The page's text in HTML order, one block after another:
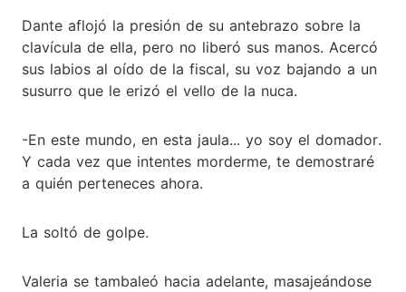
Dante aflojó la presión de su antebrazo sobre la
clavícula de ella, pero no liberó sus manos. Acercó
sus labios al oído de la fiscal, su voz bajando a un
susurro que le erizó el vello de la nuca.
-En este mundo, en esta jaula... yo soy el domador.
Y cada vez que intentes morderme, te demostraré
a quién perteneces ahora.
La soltó de golpe.
Valeria se tambaleó hacia adelante, masajeándose